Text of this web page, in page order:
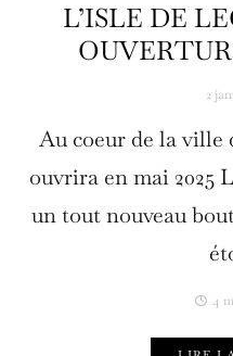
L’ISLE DE
2
Au coeur de la ville
ouvrira en mai 2025
un tout nouveau
4